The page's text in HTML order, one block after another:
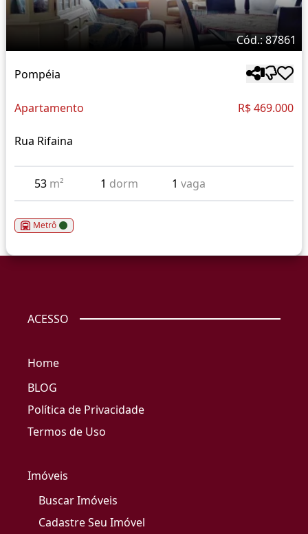
Cód.: 87861
Pompéia
Apartamento R$ 469.000
Rua Rifaina
53 m² 1 dorm 1vaga
Metrô
ACESSO
Home
BLOG
Política de Privacidade
Termos de Uso
Imóveis
Buscar Imóveis
Cadastre Seu Imóvel